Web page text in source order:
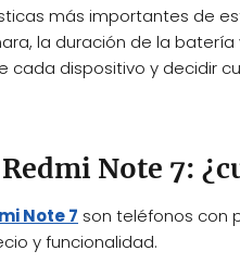
más importantes de
la duración de la batería
cada dispositivo y decidir
Note 7:
Note 7 son teléfonos con
y funcionalidad.